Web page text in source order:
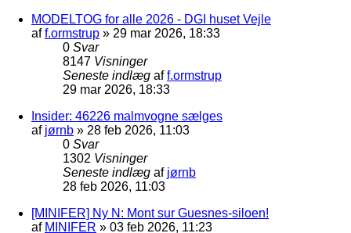
MODELTOG for alle 2026 - DGI huset Vejle
aff.ormstrup » 29 mar 2026, 18:33
0 Svar
8147 Visninger
Seneste indlæg aff.ormstrup
29 mar 2026, 18:33
Insider: 46226 malmvogne sælges
af jørnb » 28 feb 2026, 11:03
0 Svar
1302 Visninger
Seneste indlæg af jørnb
28 feb 2026, 11:03
[MINIFER] Ny N: Mont sur Guesnes-siloen!
af MINIFER » 03 feb 2026, 11:23